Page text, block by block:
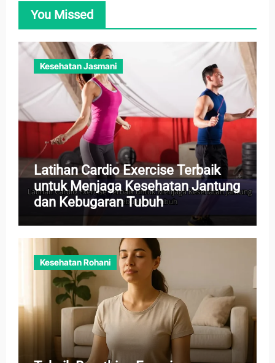
You Missed
Kesehatan Jasmani
Latihan Cardio Exercise Terbaik
untuk Menjaga Kesehatan Jantung
dan Kebugaran Tubuh
Kesehatan Rohani